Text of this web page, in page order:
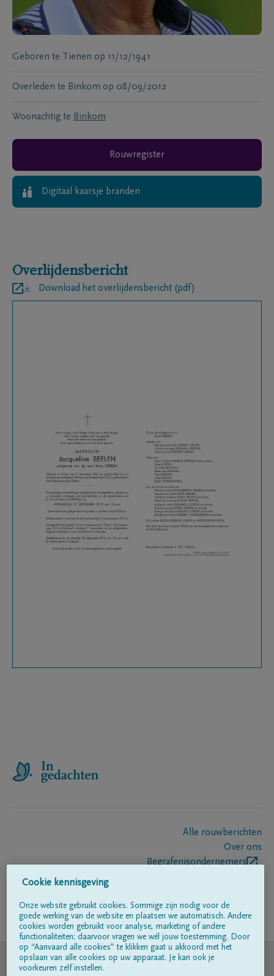
Geboren te Tienen op 11/12/1941
Overleden te Binkom op 08/09/2012
Woonachtig te Binkom
Rouwregister
Digitaal kaarsje branden
Overlijdensbericht
Download het overlijdensbericht (pdf)
Alle rouwberichten
Over ons
Begrafenisondernemers
Volg ons op
© DELA
Cookie kennisgeving
Onze website gebruikt cookies. Sommige zijn nodig voor de
goede werking van de website en plaatsen we automatisch. Andere
cookies worden gebruikt voor analyse, marketing of andere
functionaliteiten; daarvoor vragen we wél jouw toestemming. Door
op “Aanvaard alle cookies” te klikken gaat u akkoord met het
opslaan van alle cookies op uw apparaat. Je kan ook je
voorkeuren zelf instellen.